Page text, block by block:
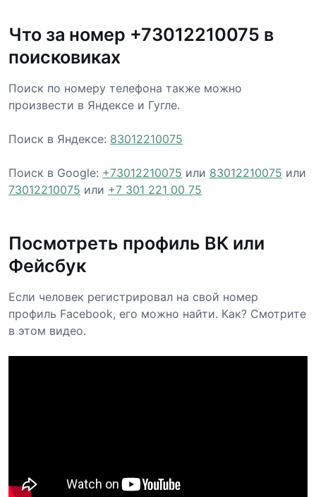
Что за номер +73012210075 в
поисковиках
Поиск по номеру телефона также можно
произвести в Яндексе и Гугле.
Поиск в Яндексе: 83012210075
Поиск в Google: +73012210075 или 83012210075 или
73012210075 или +7 301 221 00 75
Посмотреть профиль ВК или
Фейсбук
Если человек регистрировал на свой номер
профиль Facebook, его можно найти. Как? Смотрите
в этом видео.